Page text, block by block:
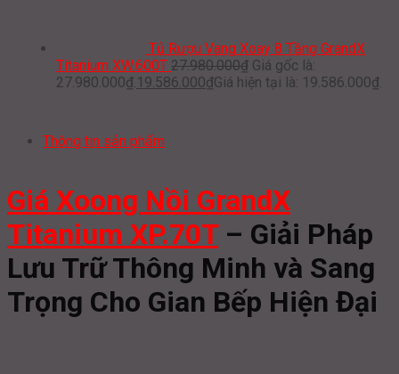
Tủ Rượu Vang Xoay 8 Tầng GrandX
Titanium XW.600T 27.980.000₫ Giá gốc là:
27.980.000₫.19.586.000₫Giá hiện tại là: 19.586.000₫.
Thông tin sản phẩm
Giá Xoong Nồi GrandX
Titanium XP.70T– Giải Pháp
Lưu Trữ Thông Minh và Sang
Trọng Cho Gian Bếp Hiện Đại